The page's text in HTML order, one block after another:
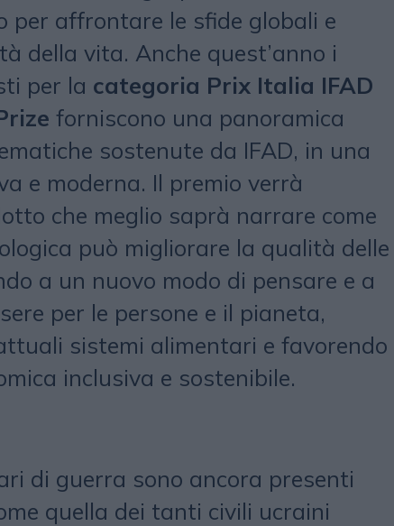
per affrontare le sfide globali e
della vita. Anche quest’anno i
per la categoria Prix Italia IFAD
forniscono una panoramica
sostenute da IFAD, in una
e moderna. Il premio verrà
che meglio saprà narrare come
può migliorare la qualità delle
a un nuovo modo di pensare e a
per le persone e il pianeta,
sistemi alimentari e favorendo
inclusiva e sostenibile.
di guerra sono ancora presenti
quella dei tanti civili ucraini